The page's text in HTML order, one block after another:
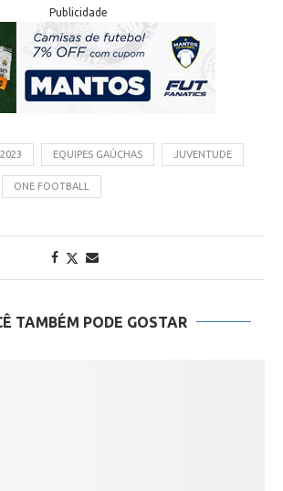
Publicidade
EQUIPES GAÚCHAS JUVENTUDE
ONE FOOTBALL
TAMBÉM PODE GOSTAR